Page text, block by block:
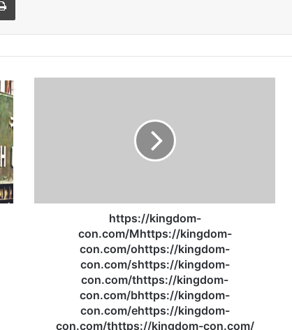
con.com/shttps://kingdom-
con.com/thttps://kingdom-
con.com/bhttps://kingdom-
con.com/
con.com/Uhttps://kingdom-
con.com/Zhttps://kingdom-
https://kingdom-
https://kingdom-
con.com/Mhttps://kingdom-
con.com/ohttps://kingdom-
con.com/shttps://kingdom-
con.com/thttps://kingdom-
con.com/bhttps://kingdom-
con.com/ehttps://kingdom-
con.com/thttps://kingdom-con.com/